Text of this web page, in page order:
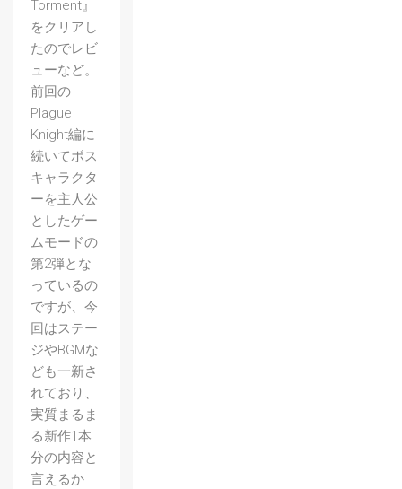
Torment』
をクリアし
たのでレビ
ューなど。
前回の
Plague
Knight編に
続いてボス
キャラクタ
ーを主人公
としたゲー
ムモードの
第2弾とな
っているの
ですが、今
回はステー
ジやBGMな
ども一新さ
れており、
実質まるま
る新作1本
分の内容と
言えるか